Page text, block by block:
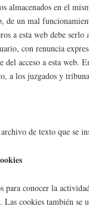
almacenados en el
de un mal
a esta web debe
con renuncia
del acceso a esta web.
a los juzgados y
de texto que se
para conocer la
Las cookies también